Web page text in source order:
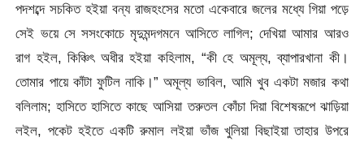
পদশব্দে সচকিত হইয়া বন্য রাজহংসের মতাে একেবারে জলের মধ্যে গিয়া পড়ে
সেই ভয়ে সে সসংকোচে মৃদুমন্দগমনে আসিতে লাগিল; দেখিয়া আমার আরও
রাগ হইল, কিঞ্চিৎ অধীর হইয়া কহিলাম, “কী হে অমূল্য, ব্যাপারখানা কী।
তােমার পায়ে কাঁটা ফুটিল নাকি।” অমূল্য ভাবিল, আমি খুব একটা মজার কথা
বলিলাম; হাসিতে হাসিতে কাছে আসিয়া তরুতল কোঁচা দিয়া বিশেষরূপে ঝাড়িয়া
লইল, পকেট হইতে একটি রুমাল লইয়া ভাঁজ খুলিয়া বিছাইয়া তাহার উপরে